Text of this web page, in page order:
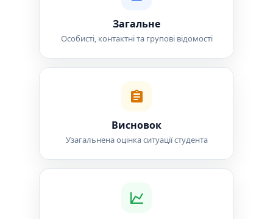
Загальне
Особисті, контактні та групові відомості
Висновок
Узагальнена оцінка ситуації студента